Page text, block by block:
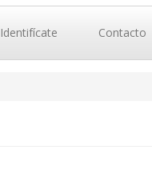
Identifícate Contacto